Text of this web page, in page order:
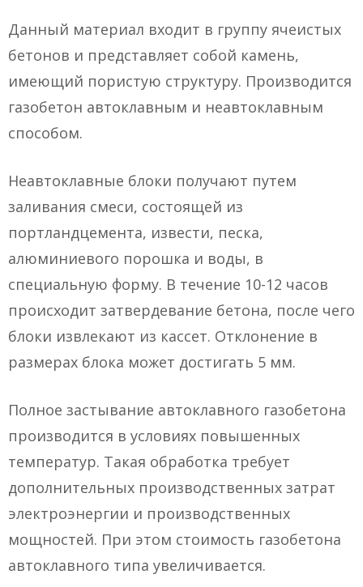
Данный материал входит в группу ячеистых
бетонов и представляет собой камень,
имеющий пористую структуру. Производится
газобетон автоклавным и неавтоклавным
способом.
Неавтоклавные блоки получают путем
заливания смеси, состоящей из
портландцемента, извести, песка,
алюминиевого порошка и воды, в
специальную форму. В течение 10-12 часов
происходит затвердевание бетона, после чего
блоки извлекают из кассет. Отклонение в
размерах блока может достигать 5 мм.
Полное застывание автоклавного газобетона
производится в условиях повышенных
температур. Такая обработка требует
дополнительных производственных затрат
электроэнергии и производственных
мощностей. При этом стоимость газобетона
автоклавного типа увеличивается.